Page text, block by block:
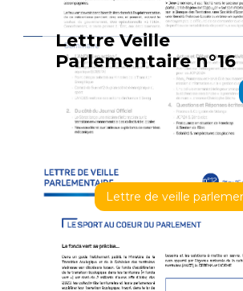
Lettre Veille
Parlementaire n°16
Lettre de veille